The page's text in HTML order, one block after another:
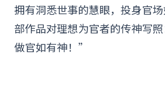
拥有洞悉世事的慧眼，投身官
部作品对理想为官者的传神写
做官如有神！”